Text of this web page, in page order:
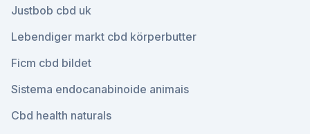
Justbob cbd uk
Lebendiger markt cbd körperbutter
Ficm cbd bildet
Sistema endocanabinoide animais
Cbd health naturals